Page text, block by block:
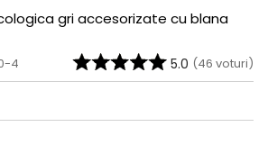
gri accesorizate cu blana
4 5.0 (46 voturi)